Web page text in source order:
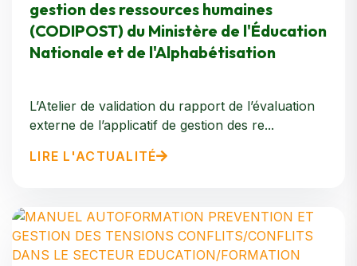
gestion des ressources humaines
(CODIPOST) du Ministère de l'Éducation
Nationale et de l'Alphabétisation
L’Atelier de validation du rapport de l’évaluation
externe de l’applicatif de gestion des re...
LIRE L'ACTUALITÉ